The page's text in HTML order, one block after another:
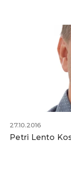
27.10.2016
Petri Lento